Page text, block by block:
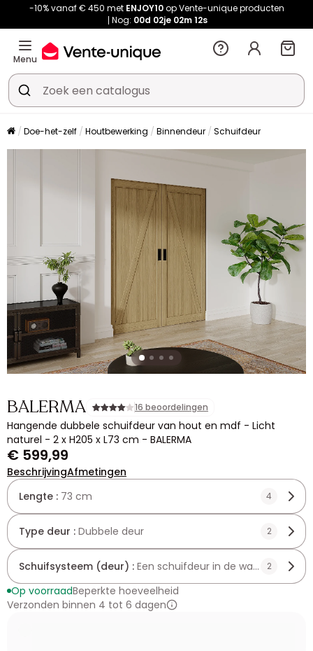
-10% vanaf € 450 met ENJOY10op Vente-unique producten
Nog: 00d 02je 02m 10s
Menu
Doe-het-zelf Houtbewerking Binnendeur Schuifdeur
BALERMA 16 beoordelingen
Hangende dubbele schuifdeur van hout en mdf - Licht
naturel - 2 x H205 x L73 cm - BALERMA
€ 599,99
BeschrijvingAfmetingen
Lengte : 73 cm 4
Type deur : Dubbele deur 2
Schuifsysteem (deur) : Een schuifdeur in de wand 2
Op voorraadBeperkte hoeveelheid
Verzonden binnen 4 tot 6 dagen